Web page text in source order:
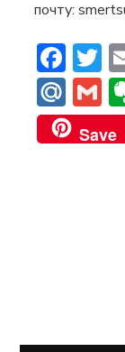
почту:
Save